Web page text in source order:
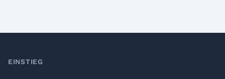
Footer
EINSTIEG